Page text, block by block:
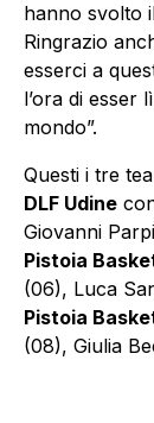
hanno svolto
Ringrazio
esserci a
l’ora di esser
mondo”.
Questi i tre
DLF Udine
Giovanni
Pistoia
(06), Luca
Pistoia
(08), Giulia